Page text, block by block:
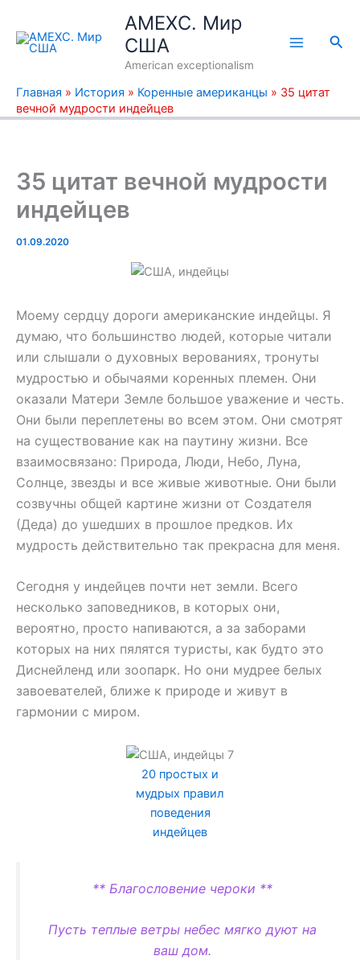
содержимому
AMEXC. Мир
США
American exceptionalism
Главная » История » Коренные американцы » 35 цитат
вечной мудрости индейцев
35 цитат вечной мудрости
индейцев
01.09.2020
Моему сердцу дороги американские индейцы. Я
думаю, что большинство людей, которые читали
или слышали о духовных верованиях, тронуты
мудростью и обычаями коренных племен. Они
оказали Матери Земле большое уважение и честь.
Они были переплетены во всем этом. Они смотрят
на существование как на паутину жизни. Все
взаимосвязано: Природа, Люди, Небо, Луна,
Солнце, звезды и все живые животные. Они были
созвучны общей картине жизни от Создателя
(Деда) до ушедших в прошлое предков. Их
мудрость действительно так прекрасна для меня.
Сегодня у индейцев почти нет земли. Всего
несколько заповедников, в которых они,
вероятно, просто напиваются, а за заборами
которых на них пялятся туристы, как будто это
Диснейленд или зоопарк. Но они мудрее белых
завоевателей, ближе к природе и живут в
гармонии с миром.
20 простых и
мудрых правил
поведения
индейцев
** Благословение чероки **
Пусть теплые ветры небес мягко дуют на
ваш дом.